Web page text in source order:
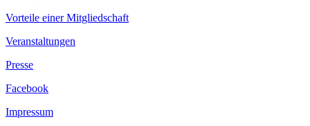
Vorteile einer Mitgliedschaft
Veranstaltungen
Presse
Facebook
Impressum